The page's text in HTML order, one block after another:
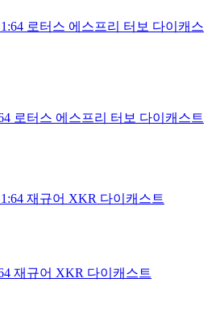
로터스 에스프리 터보 다이캐스트
재규어 XKR 다이캐스트